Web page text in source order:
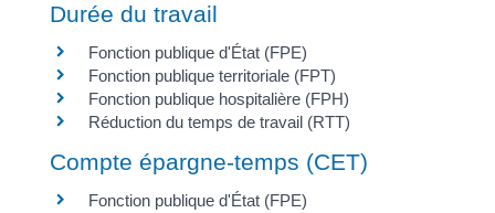
Durée du travail
Fonction publique d'État (FPE)
Fonction publique territoriale (FPT)
Fonction publique hospitalière (FPH)
Réduction du temps de travail (RTT)
Compte épargne-temps (CET)
Fonction publique d'État (FPE)